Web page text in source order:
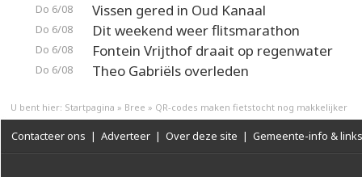
Do 6/08 Vissen gered in Oud Kanaal
Do 6/08 Dit weekend weer flitsmarathon
Do 6/08 Fontein Vrijthof draait op regenwater
Do 6/08 Theo Gabriëls overleden
U bent hier: Startpagina » Bree » QR-codes maken fietstocht nog makkelijker
Contacteer ons | Adverteer | Over deze site | Gemeente-info & links